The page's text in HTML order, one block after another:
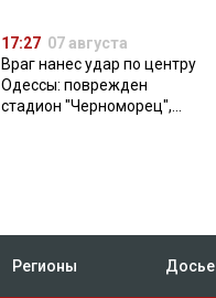
17:27 07 августа
Враг нанес удар по центру
Одессы: поврежден
стадион "Черноморец",
Регионы Досье